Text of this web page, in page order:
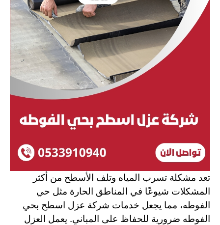
تعد مشكلة تسرب المياه وتلف الأسطح من أكثر
المشكلات شيوعًا في المناطق الحارة مثل حي
الفوطه، مما يجعل خدمات شركة عزل اسطح بحي
الفوطه ضرورية للحفاظ على المباني. يعمل العزل